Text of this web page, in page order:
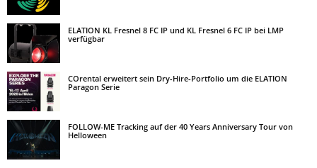
ELATION KL Fresnel 8 FC IP und KL Fresnel 6 FC IP bei LMP
verfügbar
COrental erweitert sein Dry-Hire-Portfolio um die ELATION
Paragon Serie
FOLLOW-ME Tracking auf der 40 Years Anniversary Tour von
Helloween